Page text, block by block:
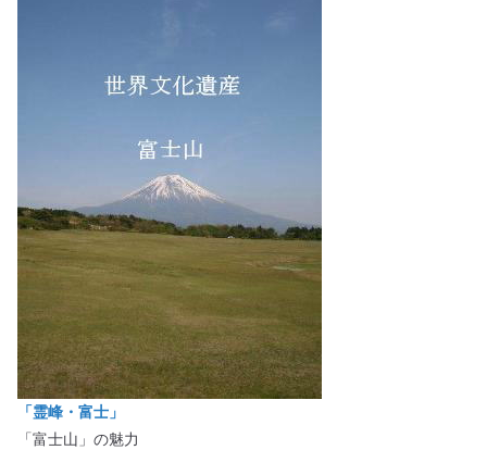
「霊峰・富士」
「富士山」の魅力